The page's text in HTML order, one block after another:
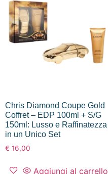
Chris Diamond Coupe Gold
Coffret – EDP 100ml + S/G
150ml: Lusso e Raffinatezza
in un Unico Set
€ 16,00
Aggiungi al carrello